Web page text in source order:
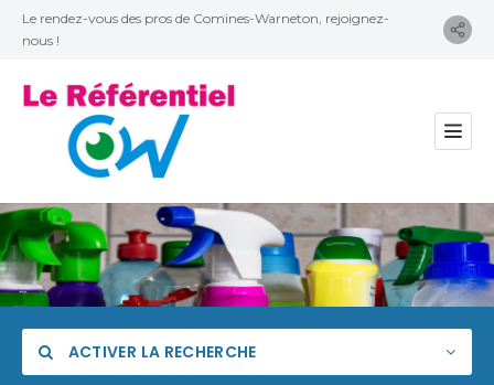
Le rendez-vous des pros de Comines-Warneton, rejoignez-
nous !
ACTIVER LA RECHERCHE